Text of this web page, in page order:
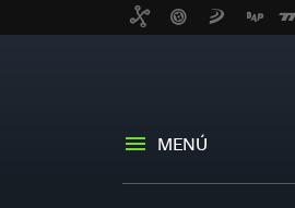
MENÚ